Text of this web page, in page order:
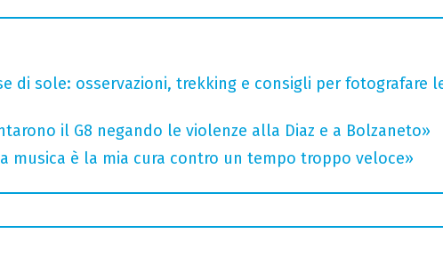
di sole: osservazioni, trekking e consigli per fotografare
il G8 negando le violenze alla Diaz e a Bolzaneto»
musica è la mia cura contro un tempo troppo veloce»